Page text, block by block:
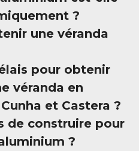
?
une véranda
pour obtenir
véranda en
et Castera ?
de construire pour
?